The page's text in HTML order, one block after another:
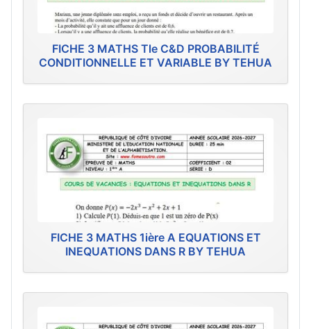
FICHE 3 MATHS Tle C&D PROBABILITÉ
CONDITIONNELLE ET VARIABLE BY TEHUA
FICHE 3 MATHS 1ière A EQUATIONS ET
INEQUATIONS DANS R BY TEHUA